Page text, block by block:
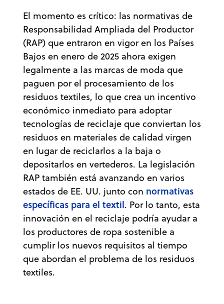
El momento es crítico: las normativas de
Responsabilidad Ampliada del Productor
(RAP) que entraron en vigor en los Países
Bajos en enero de 2025 ahora exigen
legalmente a las marcas de moda que
paguen por el procesamiento de los
residuos textiles, lo que crea un incentivo
económico inmediato para adoptar
tecnologías de reciclaje que conviertan los
residuos en materiales de calidad virgen
en lugar de reciclarlos a la baja o
depositarlos en vertederos. La legislación
RAP también está avanzando en varios
estados de EE. UU. junto con normativas
específicas para el textil. Por lo tanto, esta
innovación en el reciclaje podría ayudar a
los productores de ropa sostenible a
cumplir los nuevos requisitos al tiempo
que abordan el problema de los residuos
textiles.